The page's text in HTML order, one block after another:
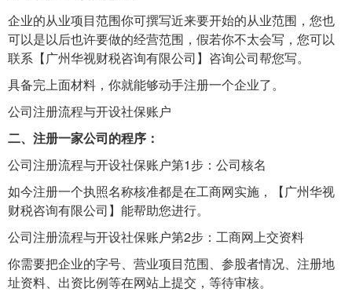
企业的从业项目范围你可撰写近来要开始的从业范围，您也
可以是以后也许要做的经营范围，假若你不太会写，您可以
联系【广州华视财税咨询有限公司】咨询公司帮您写。
具备完上面材料，你就能够动手注册一个企业了。
公司注册流程与开设社保账户
二、注册一家公司的程序：
公司注册流程与开设社保账户第1步：公司核名
如今注册一个执照名称核准都是在工商网实施，【广州华视
财税咨询有限公司】能帮助您进行。
公司注册流程与开设社保账户第2步：工商网上交资料
你需要把企业的字号、营业项目范围、参股者情况、注册地
址资料、出资比例等在网站上提交，等待审核。